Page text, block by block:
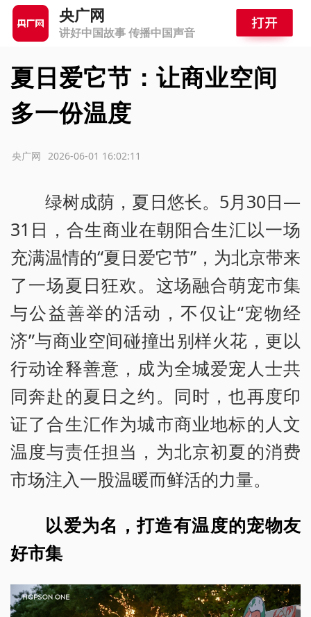
央广网
讲好中国故事 传播中国声音
夏日爱它节：让商业空间
多一份温度
2026-06-01 16:02:11
央广网
绿树成荫，夏日悠长。5月30日—
31日，合生商业在朝阳合生汇以一场
充满温情的“夏日爱它节”，为北京带来
了一场夏日狂欢。这场融合萌宠市集
与公益善举的活动，不仅让“宠物经
济”与商业空间碰撞出别样火花，更以
行动诠释善意，成为全城爱宠人士共
同奔赴的夏日之约。同时，也再度印
证了合生汇作为城市商业地标的人文
温度与责任担当，为北京初夏的消费
市场注入一股温暖而鲜活的力量。
以爱为名，打造有温度的宠物友
好市集